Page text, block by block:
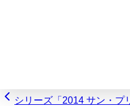
シリーズ「2014 サン・プ